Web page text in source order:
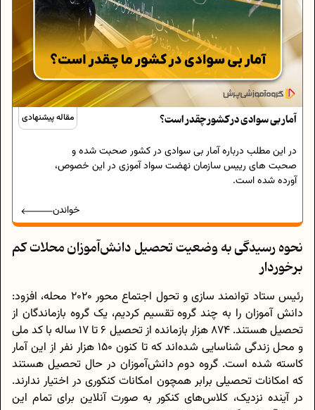
مقاله پیشنهادی آمار بی سوادی در کشور چقدر است؟
در این مطلب درباره آمار بی سوادی در کشور صحبت شده و
صحبت های رییس سازمان نهضت سواد آموزی در این خصوص،
آورده شده است.
خواندن
نحوه رسیدگی به وضعیت تحصیل دانش‌آموزان محلات کم
برخوردار
رئیس ستاد توانمند سازی و تحول اجتماع محور 2020 محله، افزود:
دانش آموزان را به چند گروه تقسیم کردیم، یک گروه بازماندگان از
تحصیل‌ هستند. 874 هزار بازمانده از تحصیل 6 تا 17 ساله با کد ملی
و محل زندگی شناسایی شده‌اند که تا کنون 150 هزار نفر از این آمار
کاسته شده است. گروه دوم دانش‌آموزان در حال تحصیل هستند
که امکانات تحصیلی برابر همچون امکانات کنکوری در اختیار ندارند.
در آینده نزدیک، کلاس‌های کنکور به صورت آنلاین برای تمام این